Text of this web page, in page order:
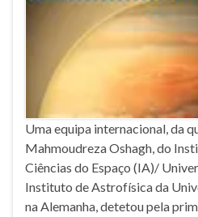
Uma equipa internacional, da
Mahmoudreza Oshagh, do
Ciências do Espaço (IA)/
Instituto de Astrofísica da
na Alemanha, detetou pela